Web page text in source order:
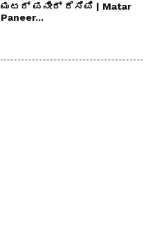
ಮಟರ್ ಪನೀರ್ ರೆಸಿಪಿ | Matar
Paneer...